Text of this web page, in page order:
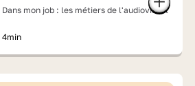
Dans mon job : les métiers de l'audiovisuel
4min